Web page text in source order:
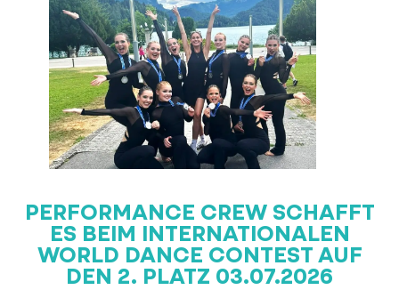
PERFORMANCE CREW SCHAFFT
ES BEIM INTERNATIONALEN
WORLD DANCE CONTEST AUF
DEN 2. PLATZ 03.07.2026